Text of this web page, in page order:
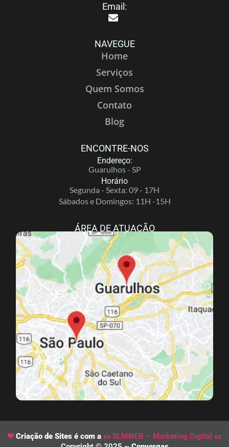
Email:
NAVEGUE
Home
Serviços
Quem Somos
Contato
Blog
ENCONTRE-NOS
Endereço:
Guarulhos - SP
Horário
Segunda - Sexta: 09 - 17H
Sábados e Domingos: 11H -15H
ÁREA DE ATUAÇÃO
Criação de Sites é com a
SLMWEB – Marketing Digital